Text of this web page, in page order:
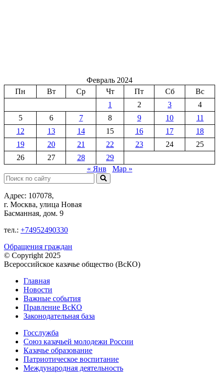
Февраль 2024
Пн
Вт Ср Чт Пт Сб
Вс
1
2 3
4
5
6 7 8 9 10
11
12
13 14 15 16 17
18
19
20 21 22 23 24
25
26
27 28
29
« Янв
Мар »
Поиск:
Адрес: 107078,
г. Москва, улица Новая
Басманная, дом. 9
тел.: +74952490330
Обращения граждан
© Copyright 2025
Всероссийское казачье общество (ВсКО)
Главная
Новости
Важные события
Правление ВсКО
Законодательная база
Госслужба
Союз казачьей молодежи России
Казачье образование
Патриотическое воспитание
Международная деятельность